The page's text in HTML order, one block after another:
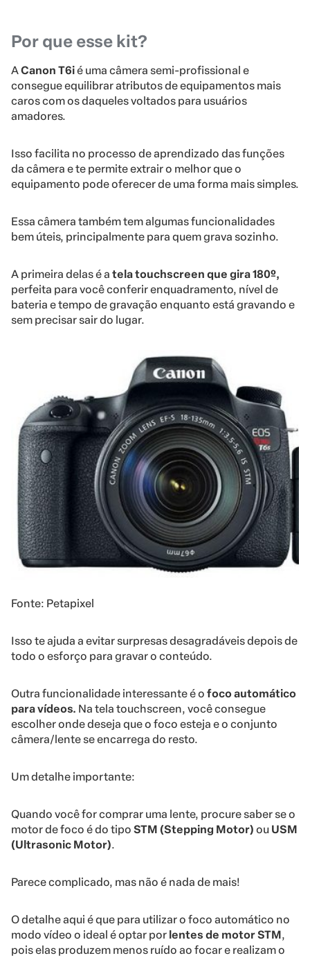
Por que esse kit?
ACanon T6ié uma câmera semi-profissional e
consegue equilibrar atributos de equipamentos mais
caros com os daqueles voltados para usuários
amadores.
Isso facilita no processo de aprendizado das funções
da câmera e te permite extrair o melhor que o
equipamento pode oferecer de uma forma mais simples.
Essa câmera também tem algumas funcionalidades
bem úteis, principalmente para quem grava sozinho.
A primeira delas é a tela touchscreen que gira 180º,
perfeita para você conferir enquadramento, nível de
bateria e tempo de gravação enquanto está gravando e
sem precisar sair do lugar.
Fonte: Petapixel
Isso te ajuda a evitar surpresas desagradáveis depois de
todo o esforço para gravar o conteúdo.
Outra funcionalidade interessante é o foco automático
para vídeos. Na tela touchscreen, você consegue
escolher onde deseja que o foco esteja e o conjunto
câmera/lente se encarrega do resto.
Um detalhe importante:
Quando você for comprar uma lente, procure saber se o
motor de foco é do tipo STM (Stepping Motor) ou USM
(Ultrasonic Motor).
Parece complicado, mas não é nada de mais!
O detalhe aqui é que para utilizar o foco automático no
modo vídeo o ideal é optar por lentes de motor STM,
pois elas produzem menos ruído ao focar e realizam o